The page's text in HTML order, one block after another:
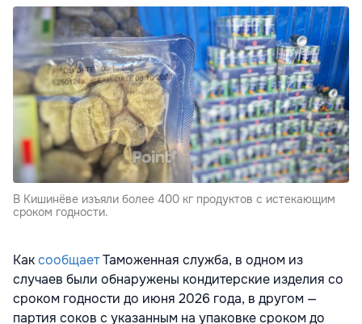
В Кишинёве изъяли более 400 кг продуктов с истекающим
сроком годности.
КаксообщаетТаможенная служба, в одном из
случаев были обнаружены кондитерские изделия со
сроком годности до июня 2026 года, в другом —
партия соков с указанным на упаковке сроком до